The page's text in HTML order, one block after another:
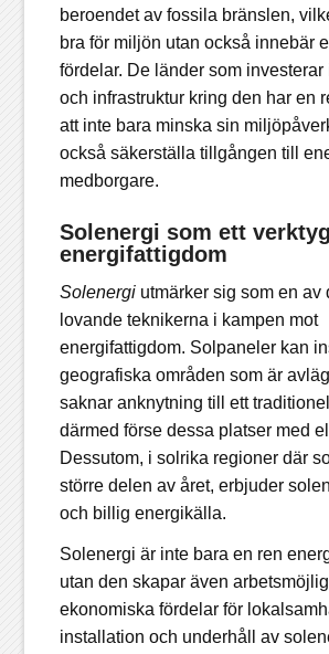
beroendet av fossila bränslen,
bra för miljön utan också innebär
fördelar. De länder som investerar
och infrastruktur kring den har en
att inte bara minska sin
också säkerställa tillgången till
medborgare.
Solenergi som ett
energifattigdom
Solenergiutmärker sig som en av
lovande teknikerna i kampen mot
energifattigdom. Solpaneler kan
geografiska områden som är
saknar anknytning till ett
därmed förse dessa platser med
Dessutom, i solrika regioner där
större delen av året, erbjuder
och billig energikälla.
Solenergi är inte bara en ren
utan den skapar även
ekonomiska fördelar för
installation och underhåll av